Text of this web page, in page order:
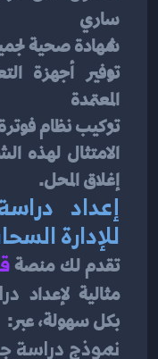
ساري
شهادة صحية
المعتمدة
تركيب نظام
إغلاق المحل.
للإدارة
تقدم لك منصة
مثالية لإعداد
بكل سهولة، عبر: